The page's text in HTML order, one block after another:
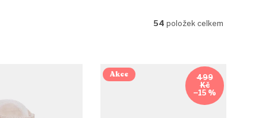
54 položek celkem
Akce
499
Kč
–15 %